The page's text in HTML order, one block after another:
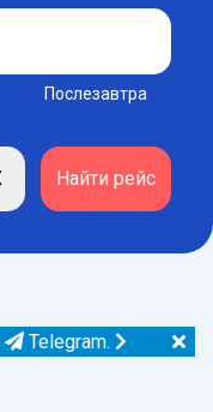
Послезавтра
Telegram.